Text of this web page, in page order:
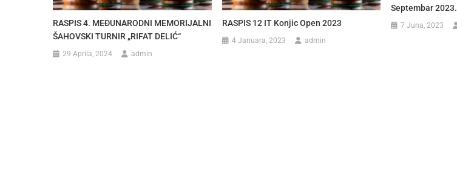
RASPIS 4. MEĐUNARODNI MEMORIJALNI
ŠAHOVSKI TURNIR „RIFAT DELIĆ“
29 Aprila, 2024 admin
RASPIS 12 IT Konjic Open 2023
4 Januara, 2023 admin
Septembar 2023.
7 Juna, 2023